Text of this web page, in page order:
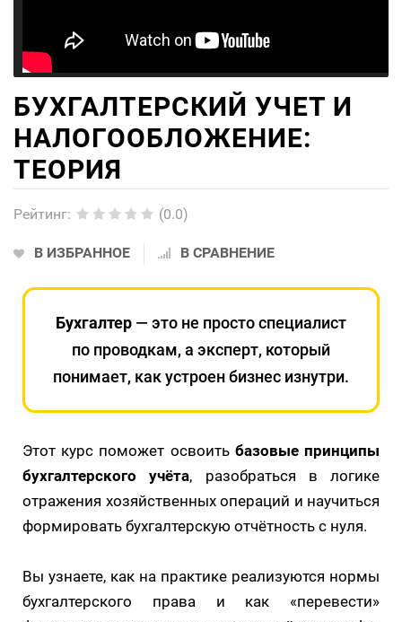
БУХГАЛТЕРСКИЙ УЧЕТ И
НАЛОГООБЛОЖЕНИЕ:
ТЕОРИЯ
Рейтинг: (0.0)
В ИЗБРАННОЕ В СРАВНЕНИЕ
Бухгалтер — это не просто специалист
по проводкам, а эксперт, который
понимает, как устроен бизнес изнутри.
Этот курс поможет освоить базовые принципы
бухгалтерского учёта, разобраться в логике
отражения хозяйственных операций и научиться
формировать бухгалтерскую отчётность с нуля.
Вы узнаете, как на практике реализуются нормы
бухгалтерского права и как «перевести»